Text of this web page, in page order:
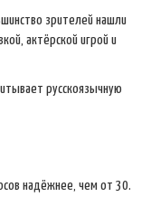
зрителей нашли
актёрской игрой и
русскоязычную
надёжнее, чем от 30.